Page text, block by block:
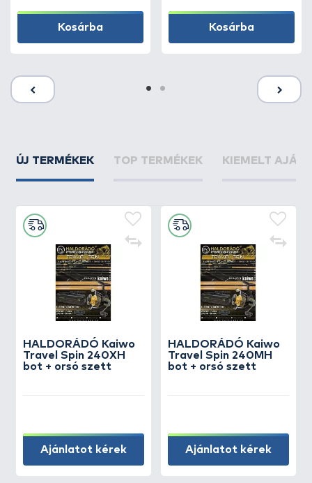
Kosárba Kosárba
ÚJ TERMÉKEK TOP TERMÉKEK KIEMELT
HALDORÁDÓ Kaiwo
Travel Spin 240XH
bot + orsó szett
Ajánlatot kérek
HALDORÁDÓ Kaiwo
Travel Spin 240MH
bot + orsó szett
Ajánlatot kérek